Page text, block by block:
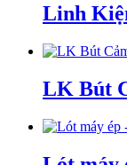
Linh
LK Bút